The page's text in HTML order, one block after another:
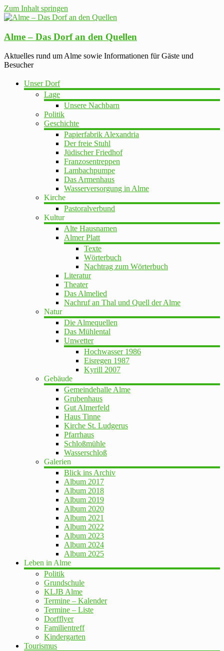
Zum Inhalt springen
Alme – Das Dorf an den Quellen
Aktuelles rund um Alme sowie Informationen für Gäste und
Besucher
Unser Dorf
Lage
Unsere Nachbarn
Politik
Geschichte
Papierfabrik Alexandria
Der freie Stuhl
Jüdischer Friedhof
Franzosentreppen
Lambachpumpe
Das Armenhaus
Wasserversorgung in Alme
Kirche
Pastoralverbund
Kultur
Alte Hausnamen
Almer Platt
Texte
Wörterbuch
Nachtrag zum Wörterbuch
Literatur
Theater
Das Almelied
Nachruf an Thal und Quell der Alme
Natur
Die Almequellen
Das Mühlental
Unwetter
Hochwasser 1986
Eisregen 1987
Kyrill 2007
Gebäude
Gemeindehalle Alme
Grubenhaus
Gut Almerfeld
Haus Tinne
Kirche St. Ludgerus
Pfarrhaus
Schloßmühle
Wasserschloß
Galerien
Blick ins Archiv
Album 2017
Album 2018
Album 2019
Album 2020
Album 2021
Album 2022
Album 2023
Album 2024
Album 2025
Leben in Alme
Politik
Grundschule
KLJB Alme
Termine – Kalender
Termine – Liste
Dorfflyer
Familientreff
Kindergarten
Tourismus